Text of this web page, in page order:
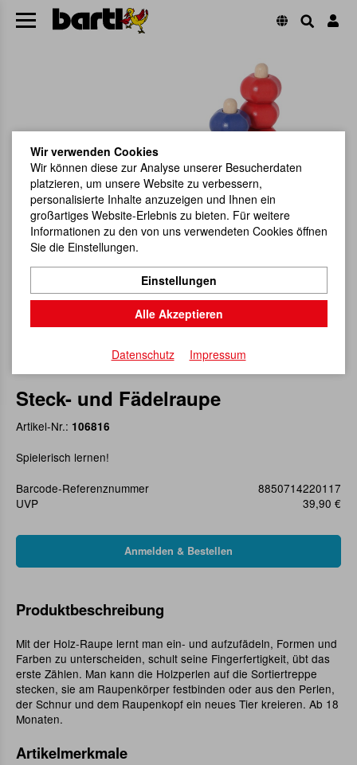
Steck- und Fädelraupe
Artikel-Nr.: 106816
Spielerisch lernen!
Barcode-Referenznummer
8850714220117
UVP
39,90 €
Produktbeschreibung
Mit der Holz-Raupe lernt man ein- und aufzufädeln, Formen und
Farben zu unterscheiden, schult seine Fingerfertigkeit, übt das
erste Zählen. Man kann die Holzperlen auf die Sortiertreppe
stecken, sie am Raupenkörper festbinden oder aus den Perlen,
der Schnur und dem Raupenkopf ein neues Tier kreieren. Ab 18
Monaten.
Artikelmerkmale
Wir verwenden Cookies
Wir können diese zur Analyse unserer Besucherdaten
platzieren, um unsere Website zu verbessern,
personalisierte Inhalte anzuzeigen und Ihnen ein
großartiges Website-Erlebnis zu bieten. Für weitere
Informationen zu den von uns verwendeten Cookies öffnen
Sie die Einstellungen.
Einstellungen
Alle Akzeptieren
Datenschutz Impressum